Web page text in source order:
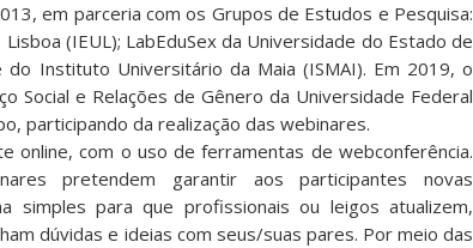
em parceria com os Grupos de Estudos e Pesquisa:
(IEUL); LabEduSex da Universidade do Estado de
do Instituto Universitário da Maia (ISMAI). Em 2019, o
Social e Relações de Gênero da Universidade Federal
participando da realização das webinares.
online, com o uso de ferramentas de webconferência.
pretendem garantir aos participantes novas
simples para que profissionais ou leigos atualizem,
dúvidas e ideias com seus/suas pares. Por meio das